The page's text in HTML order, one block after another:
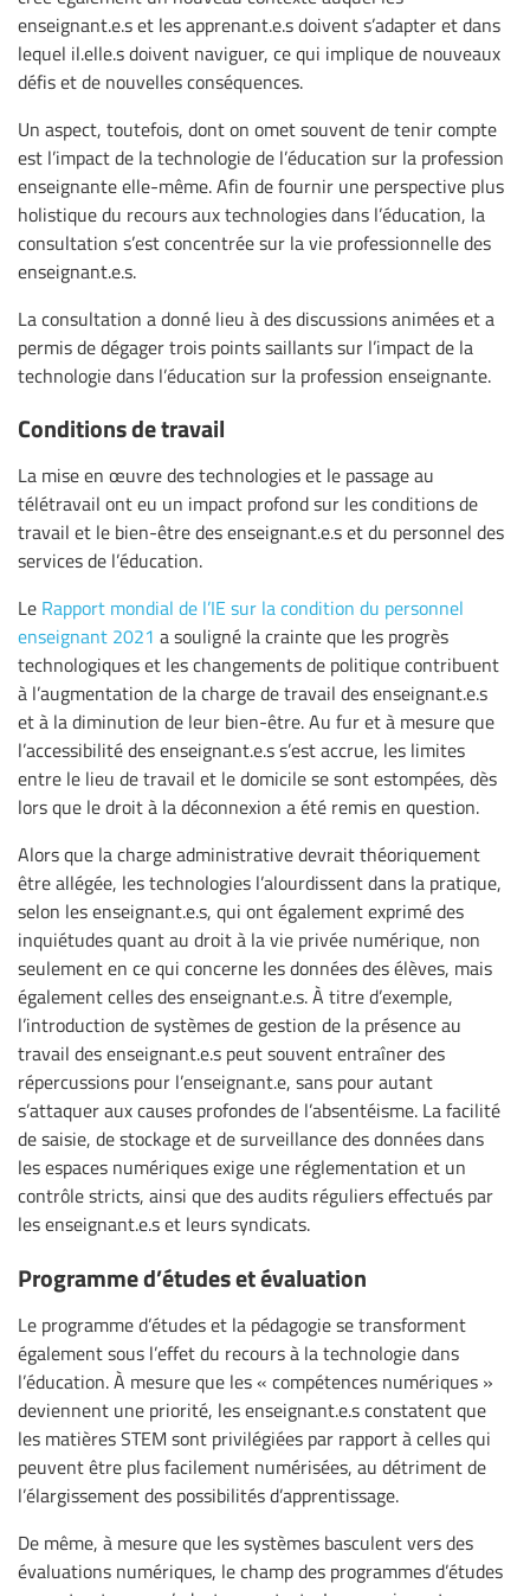
enseignant.e.s et les apprenant.e.s doivent s’adapter et dans
lequel il.elle.s doivent naviguer, ce qui implique de nouveaux
défis et de nouvelles conséquences.
Un aspect, toutefois, dont on omet souvent de tenir compte
est l’impact de la technologie de l’éducation sur la profession
enseignante elle-même. Afin de fournir une perspective plus
holistique du recours aux technologies dans l’éducation, la
consultation s’est concentrée sur la vie professionnelle des
enseignant.e.s.
La consultation a donné lieu à des discussions animées et a
permis de dégager trois points saillants sur l’impact de la
technologie dans l’éducation sur la profession enseignante.
Conditions de travail
La mise en œuvre des technologies et le passage au
télétravail ont eu un impact profond sur les conditions de
travail et le bien-être des enseignant.e.s et du personnel des
services de l’éducation.
Le Rapport mondial de l’IE sur la condition du personnel
enseignant 2021 a souligné la crainte que les progrès
technologiques et les changements de politique contribuent
à l’augmentation de la charge de travail des enseignant.e.s
et à la diminution de leur bien-être. Au fur et à mesure que
l’accessibilité des enseignant.e.s s’est accrue, les limites
entre le lieu de travail et le domicile se sont estompées, dès
lors que le droit à la déconnexion a été remis en question.
Alors que la charge administrative devrait théoriquement
être allégée, les technologies l’alourdissent dans la pratique,
selon les enseignant.e.s, qui ont également exprimé des
inquiétudes quant au droit à la vie privée numérique, non
seulement en ce qui concerne les données des élèves, mais
également celles des enseignant.e.s. À titre d’exemple,
l’introduction de systèmes de gestion de la présence au
travail des enseignant.e.s peut souvent entraîner des
répercussions pour l’enseignant.e, sans pour autant
s’attaquer aux causes profondes de l’absentéisme. La facilité
de saisie, de stockage et de surveillance des données dans
les espaces numériques exige une réglementation et un
contrôle stricts, ainsi que des audits réguliers effectués par
les enseignant.e.s et leurs syndicats.
Programme d’études et évaluation
Le programme d’études et la pédagogie se transforment
également sous l’effet du recours à la technologie dans
l’éducation. À mesure que les « compétences numériques »
deviennent une priorité, les enseignant.e.s constatent que
les matières STEM sont privilégiées par rapport à celles qui
peuvent être plus facilement numérisées, au détriment de
l’élargissement des possibilités d’apprentissage.
De même, à mesure que les systèmes basculent vers des
évaluations numériques, le champ des programmes d’études